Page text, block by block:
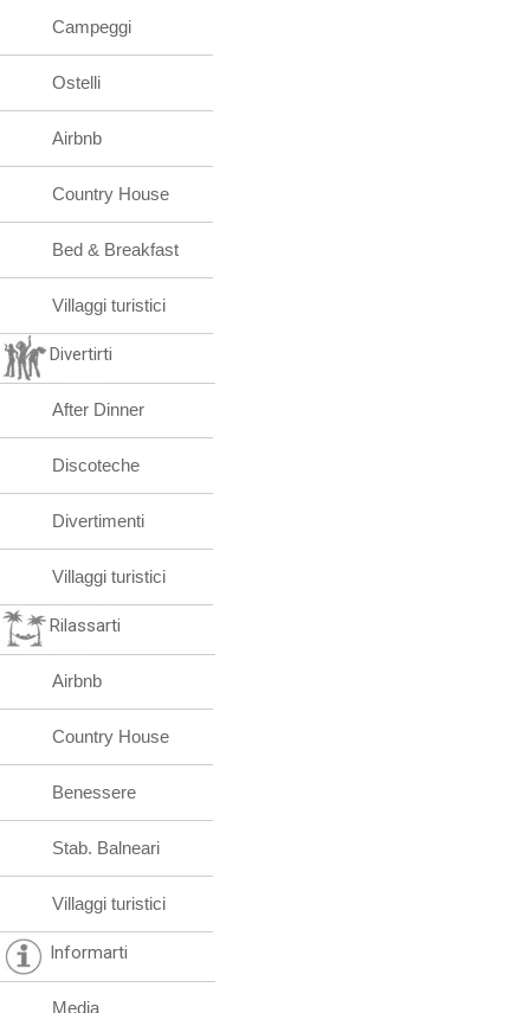
Campeggi
Ostelli
Airbnb
Country House
Bed & Breakfast
Villaggi turistici
Divertirti
After Dinner
Discoteche
Divertimenti
Villaggi turistici
Rilassarti
Airbnb
Country House
Benessere
Stab. Balneari
Villaggi turistici
Informarti
Media